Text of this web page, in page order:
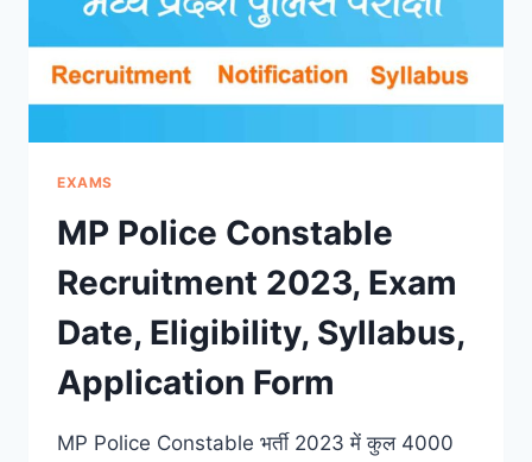
EXAMS
MP Police Constable
Recruitment 2023, Exam
Date, Eligibility, Syllabus,
Application Form
MP Police Constable भर्ती 2023 में कुल 4000